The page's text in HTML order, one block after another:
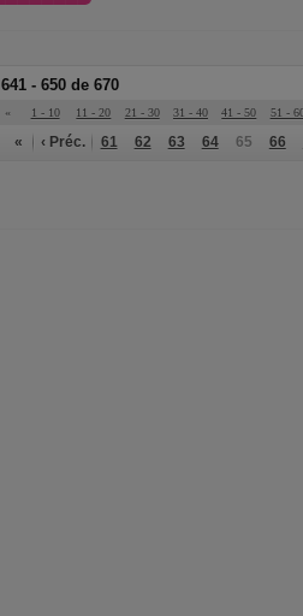
641 - 650 de 670
« 1 - 10 11 - 20 21 - 30 31 - 40 41 - 50 51 -
« ‹ Préc. 61 62 63 64 65 66